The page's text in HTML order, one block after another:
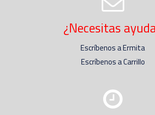
¿Necesitas
Escríbenos a Ermita
Escríbenos a Carrillo